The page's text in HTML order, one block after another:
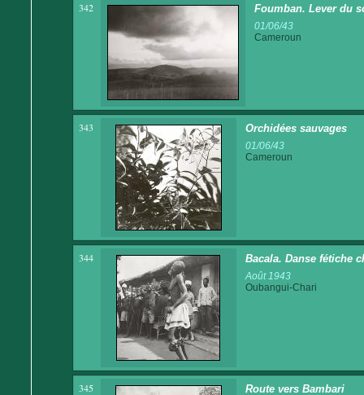
342 Foumban. Lever du
01/06/43
Cameroun
343 Orchidées sauvages
01/06/43
Cameroun
344 Bacala. Danse fétiche
Août 1943
Oubangui-Chari
345 Route vers Bambari